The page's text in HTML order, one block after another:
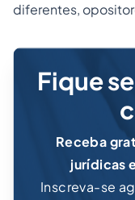
diferentes,
Fique
Receba
jurídicas
Inscreva-se